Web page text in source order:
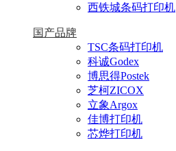
西铁城条码打印机
国产品牌
TSC条码打印机
科诚Godex
博思得Postek
芝柯ZICOX
立象Argox
佳博打印机
芯烨打印机